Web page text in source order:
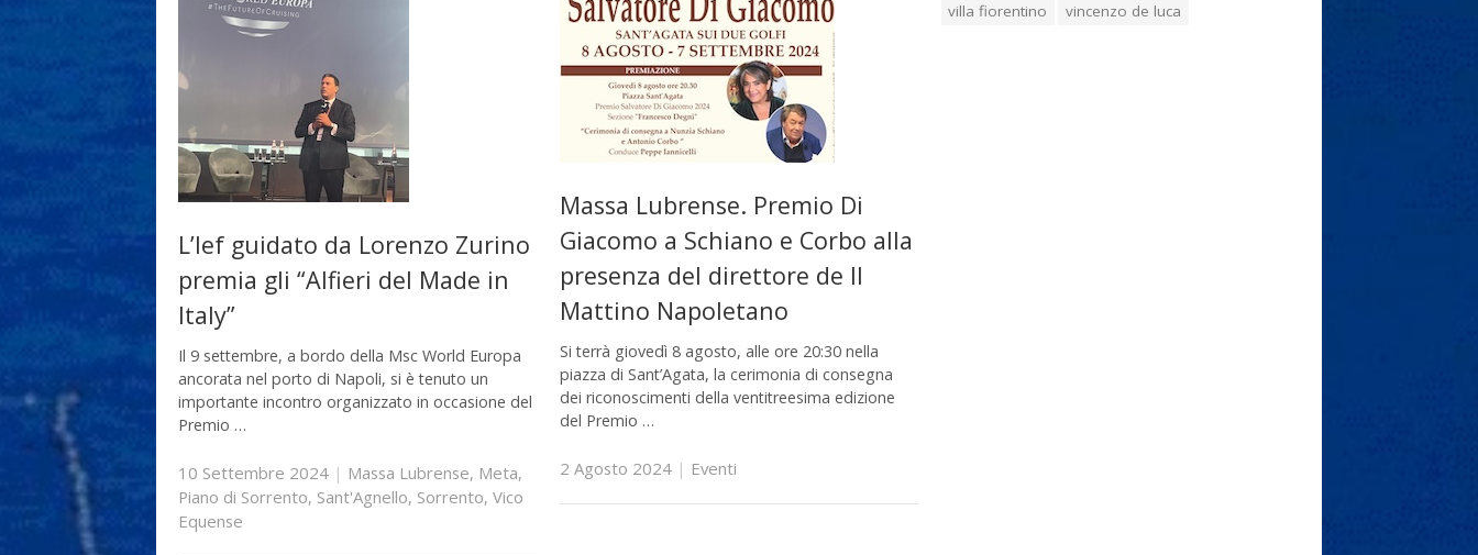
L’Ief guidato da Lorenzo Zurino
premia gli “Alfieri del Made in
Italy”
Il 9 settembre, a bordo della Msc World Europa
ancorata nel porto di Napoli, si è tenuto un
importante incontro organizzato in occasione del
Premio …
10 Settembre 2024 | Massa Lubrense, Meta,
Piano di Sorrento, Sant'Agnello, Sorrento, Vico
Equense
Massa Lubrense. Premio Di
Giacomo a Schiano e Corbo alla
presenza del direttore de Il
Mattino Napoletano
Si terrà giovedì 8 agosto, alle ore 20:30 nella
piazza di Sant’Agata, la cerimonia di consegna
dei riconoscimenti della ventitreesima edizione
del Premio …
2 Agosto 2024| Eventi
villa fiorentino
vincenzo de luca